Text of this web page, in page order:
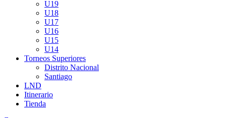
U19
U18
U17
U16
U15
U14
Torneos Superiores
Distrito Nacional
Santiago
LND
Itinerario
Tienda